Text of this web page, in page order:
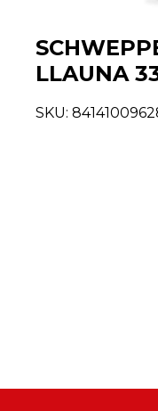
LLAUNA
SKU: